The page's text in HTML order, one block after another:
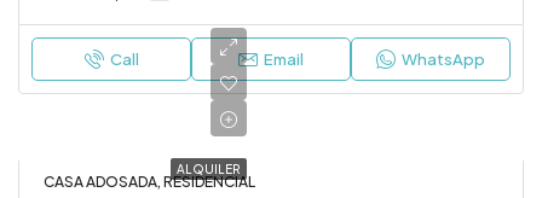
Call Email WhatsApp
ALQUILER
CASA ADOSADA, RESIDENCIAL